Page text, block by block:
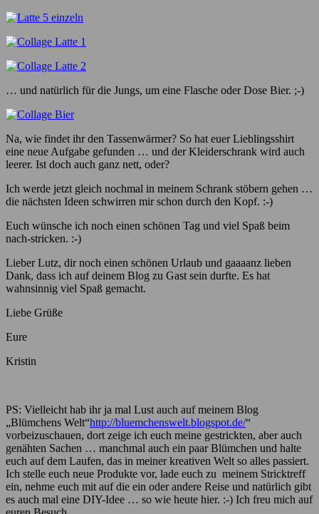
… und natürlich für die Jungs, um eine Flasche oder Dose Bier. ;-)
Na, wie findet ihr den Tassenwärmer? So hat euer Lieblingsshirt
eine neue Aufgabe gefunden … und der Kleiderschrank wird auch
leerer. Ist doch auch ganz nett, oder?
Ich werde jetzt gleich nochmal in meinem Schrank stöbern gehen …
die nächsten Ideen schwirren mir schon durch den Kopf. :-)
Euch wünsche ich noch einen schönen Tag und viel Spaß beim
nach-stricken. :-)
Lieber Lutz, dir noch einen schönen Urlaub und gaaaanz lieben
Dank, dass ich auf deinem Blog zu Gast sein durfte. Es hat
wahnsinnig viel Spaß gemacht.
Liebe Grüße
Eure
Kristin
PS: Vielleicht hab ihr ja mal Lust auch auf meinem Blog
„Blümchens Welt“http://bluemchenswelt.blogspot.de/“
vorbeizuschauen, dort zeige ich euch meine gestrickten, aber auch
genähten Sachen … manchmal auch ein paar Blümchen und halte
euch auf dem Laufen, das in meiner kreativen Welt so alles passiert.
Ich stelle euch neue Produkte vor, lade euch zu meinem Stricktreff
ein, nehme euch mit auf die ein oder andere Reise und natürlich gibt
es auch mal eine DIY-Idee … so wie heute hier. :-) Ich freu mich auf